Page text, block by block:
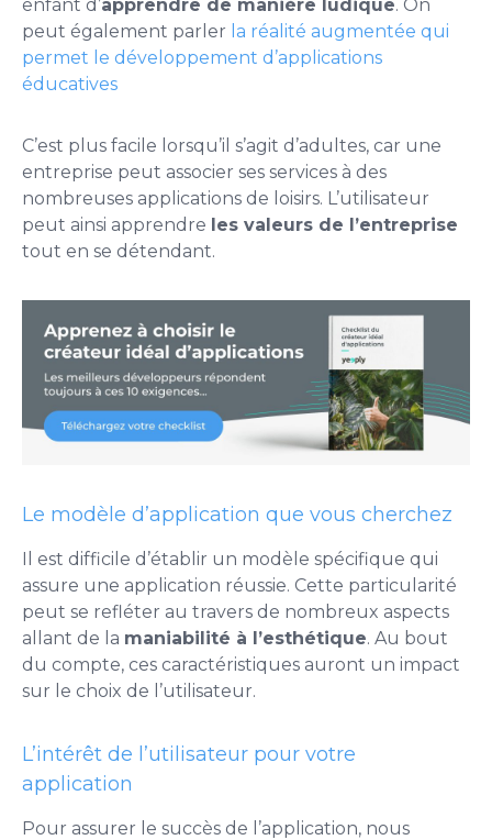
enfant d’apprendre de manière ludique. On
peut également parler la réalité augmentée qui
permet le développement d’applications
éducatives
C’est plus facile lorsqu’il s’agit d’adultes, car une
entreprise peut associer ses services à des
nombreuses applications de loisirs. L’utilisateur
peut ainsi apprendre les valeurs de l’entreprise
tout en se détendant.
Le modèle d’application que vous cherchez
Il est difficile d’établir un modèle spécifique qui
assure une application réussie. Cette particularité
peut se refléter au travers de nombreux aspects
allant de la maniabilité à l’esthétique. Au bout
du compte, ces caractéristiques auront un impact
sur le choix de l’utilisateur.
L’intérêt de l’utilisateur pour votre
application
Pour assurer le succès de l’application, nous